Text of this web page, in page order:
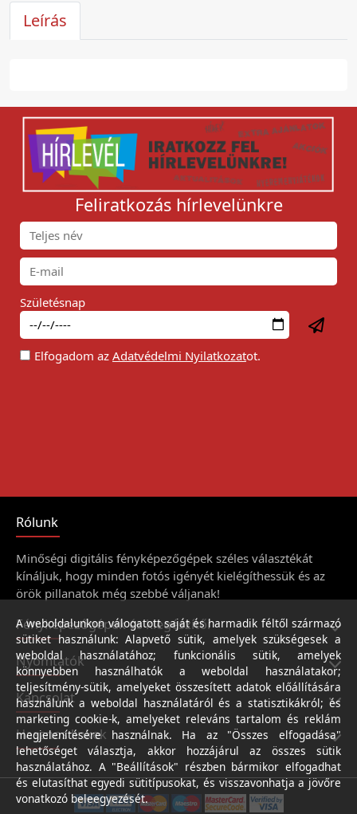
Leírás
Feliratkozás hírlevelünkre
Születésnap
Elfogadom az Adatvédelmi Nyilatkozatot.
Rólunk
Minőségi digitális fényképezőgépek széles választékát
kínáljuk, hogy minden fotós igényét kielégíthessük és az
örök pillanatok még szebbé váljanak!
Fényképezőgépek és kiegészítői
Nyomtatók
Kapcsolat
Hasznos linkek
A weboldalunkon válogatott saját és harmadik féltől származó
sütiket használunk: Alapvető sütik, amelyek szükségesek a
weboldal használatához; funkcionális sütik, amelyek
könnyebben használhatók a weboldal használatakor;
teljesítmény-sütik, amelyeket összesített adatok előállítására
használunk a weboldal használatáról és a statisztikákról; és
marketing cookie-k, amelyeket releváns tartalom és reklám
megjelenítésére használnak. Ha az "Összes elfogadása"
lehetőséget választja, akkor hozzájárul az összes sütik
használatához. A "Beállítások" részben bármikor elfogadhat
és elutasíthat egyedi sütitípusokat, és visszavonhatja a jövőre
vonatkozó beleegyezését.